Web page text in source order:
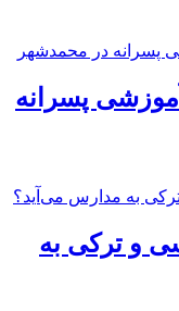
پسرانه
و ترکی به